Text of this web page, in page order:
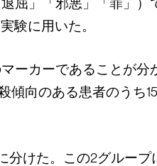
験に用いた。
ーカーであることが分
傾向のある患者のうち
分けた。この2グループ